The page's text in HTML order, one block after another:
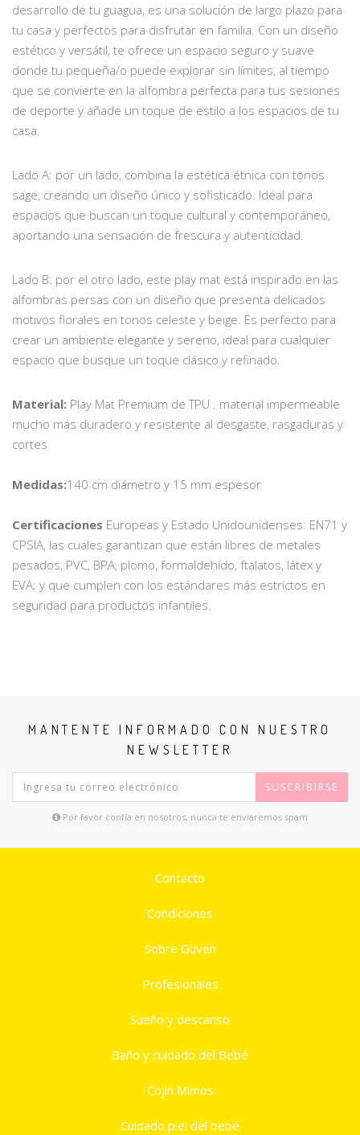
desarrollo de tu guagua, es una solución de largo plazo para
tu casa y perfectos para disfrutar en familia. Con un diseño
estético y versátil, te ofrece un espacio seguro y suave
donde tu pequeña/o puede explorar sin límites, al tiempo
que se convierte en la alfombra perfecta para tus sesiones
de deporte y añade un toque de estilo a los espacios de tu
casa.
Lado A: por un lado, combina la estética étnica con tonos
sage, creando un diseño único y sofisticado. Ideal para
espacios que buscan un toque cultural y contemporáneo,
aportando una sensación de frescura y autenticidad.
Lado B: por el otro lado, este play mat está inspirado en las
alfombras persas con un diseño que presenta delicados
motivos florales en tonos celeste y beige. Es perfecto para
crear un ambiente elegante y sereno, ideal para cualquier
espacio que busque un toque clásico y refinado.
Material: Play Mat Premium de TPU . material impermeable
mucho más duradero y resistente al desgaste, rasgaduras y
cortes
Medidas:140 cm diámetro y 15 mm espesor
Certificaciones Europeas y Estado Unidounidenses: EN71 y
CPSIA, las cuales garantizan que están libres de metales
pesados, PVC, BPA, plomo, formaldehído, ftalatos, látex y
EVA; y que cumplen con los estándares más estrictos en
seguridad para productos infantiles.
MANTENTE INFORMADO CON NUESTRO
NEWSLETTER
SUSCRIBIRSE
Por favor confía en nosotros, nunca te enviaremos spam
Contacto
Condiciones
Sobre Güven
Profesionales
Sueño y descanso
Baño y cuidado del Bebé
Cojín Mimos
Cuidado piel del bebé